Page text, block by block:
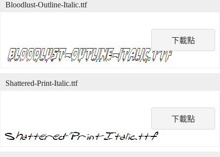
下載點
Bloodlust-Outline-Italic.ttf
下載點
Shattered-Print-Italic.ttf